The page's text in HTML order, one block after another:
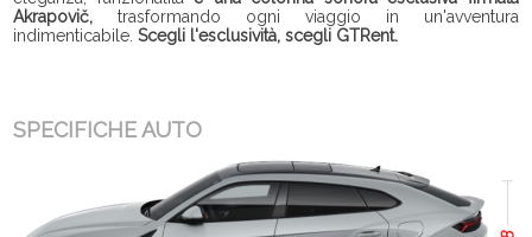
Akrapovič, trasformando ogni viaggio in un'avventura
indimenticabile.Scegli l'esclusività, scegli GTRent.
SPECIFICHE AUTO